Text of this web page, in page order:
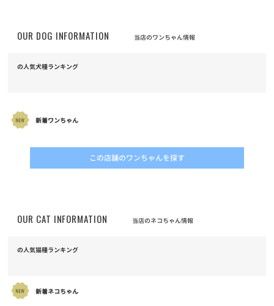
OUR DOG INFORMATION 当店のワンちゃん情報
の人気犬種ランキング
新着ワンちゃん
この店舗のワンちゃんを探す
OUR CAT INFORMATION 当店のネコちゃん情報
の人気猫種ランキング
新着ネコちゃん